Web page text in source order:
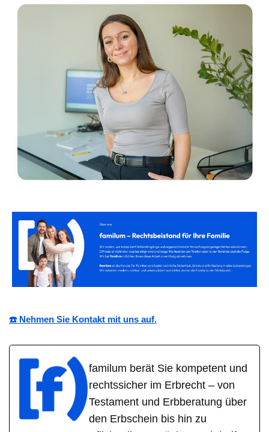
☎️ Nehmen Sie Kontakt mit uns auf.
familum berät Sie kompetent und
rechtssicher im Erbrecht – von
Testament und Erbberatung über
den Erbschein bis hin zu